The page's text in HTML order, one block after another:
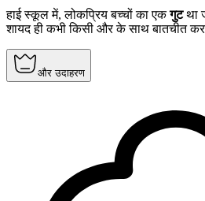
हाई स्कूल में, लोकप्रिय बच्चों का एकगुटथा
शायद ही कभी किसी और के साथ बातचीत
और उदाहरण